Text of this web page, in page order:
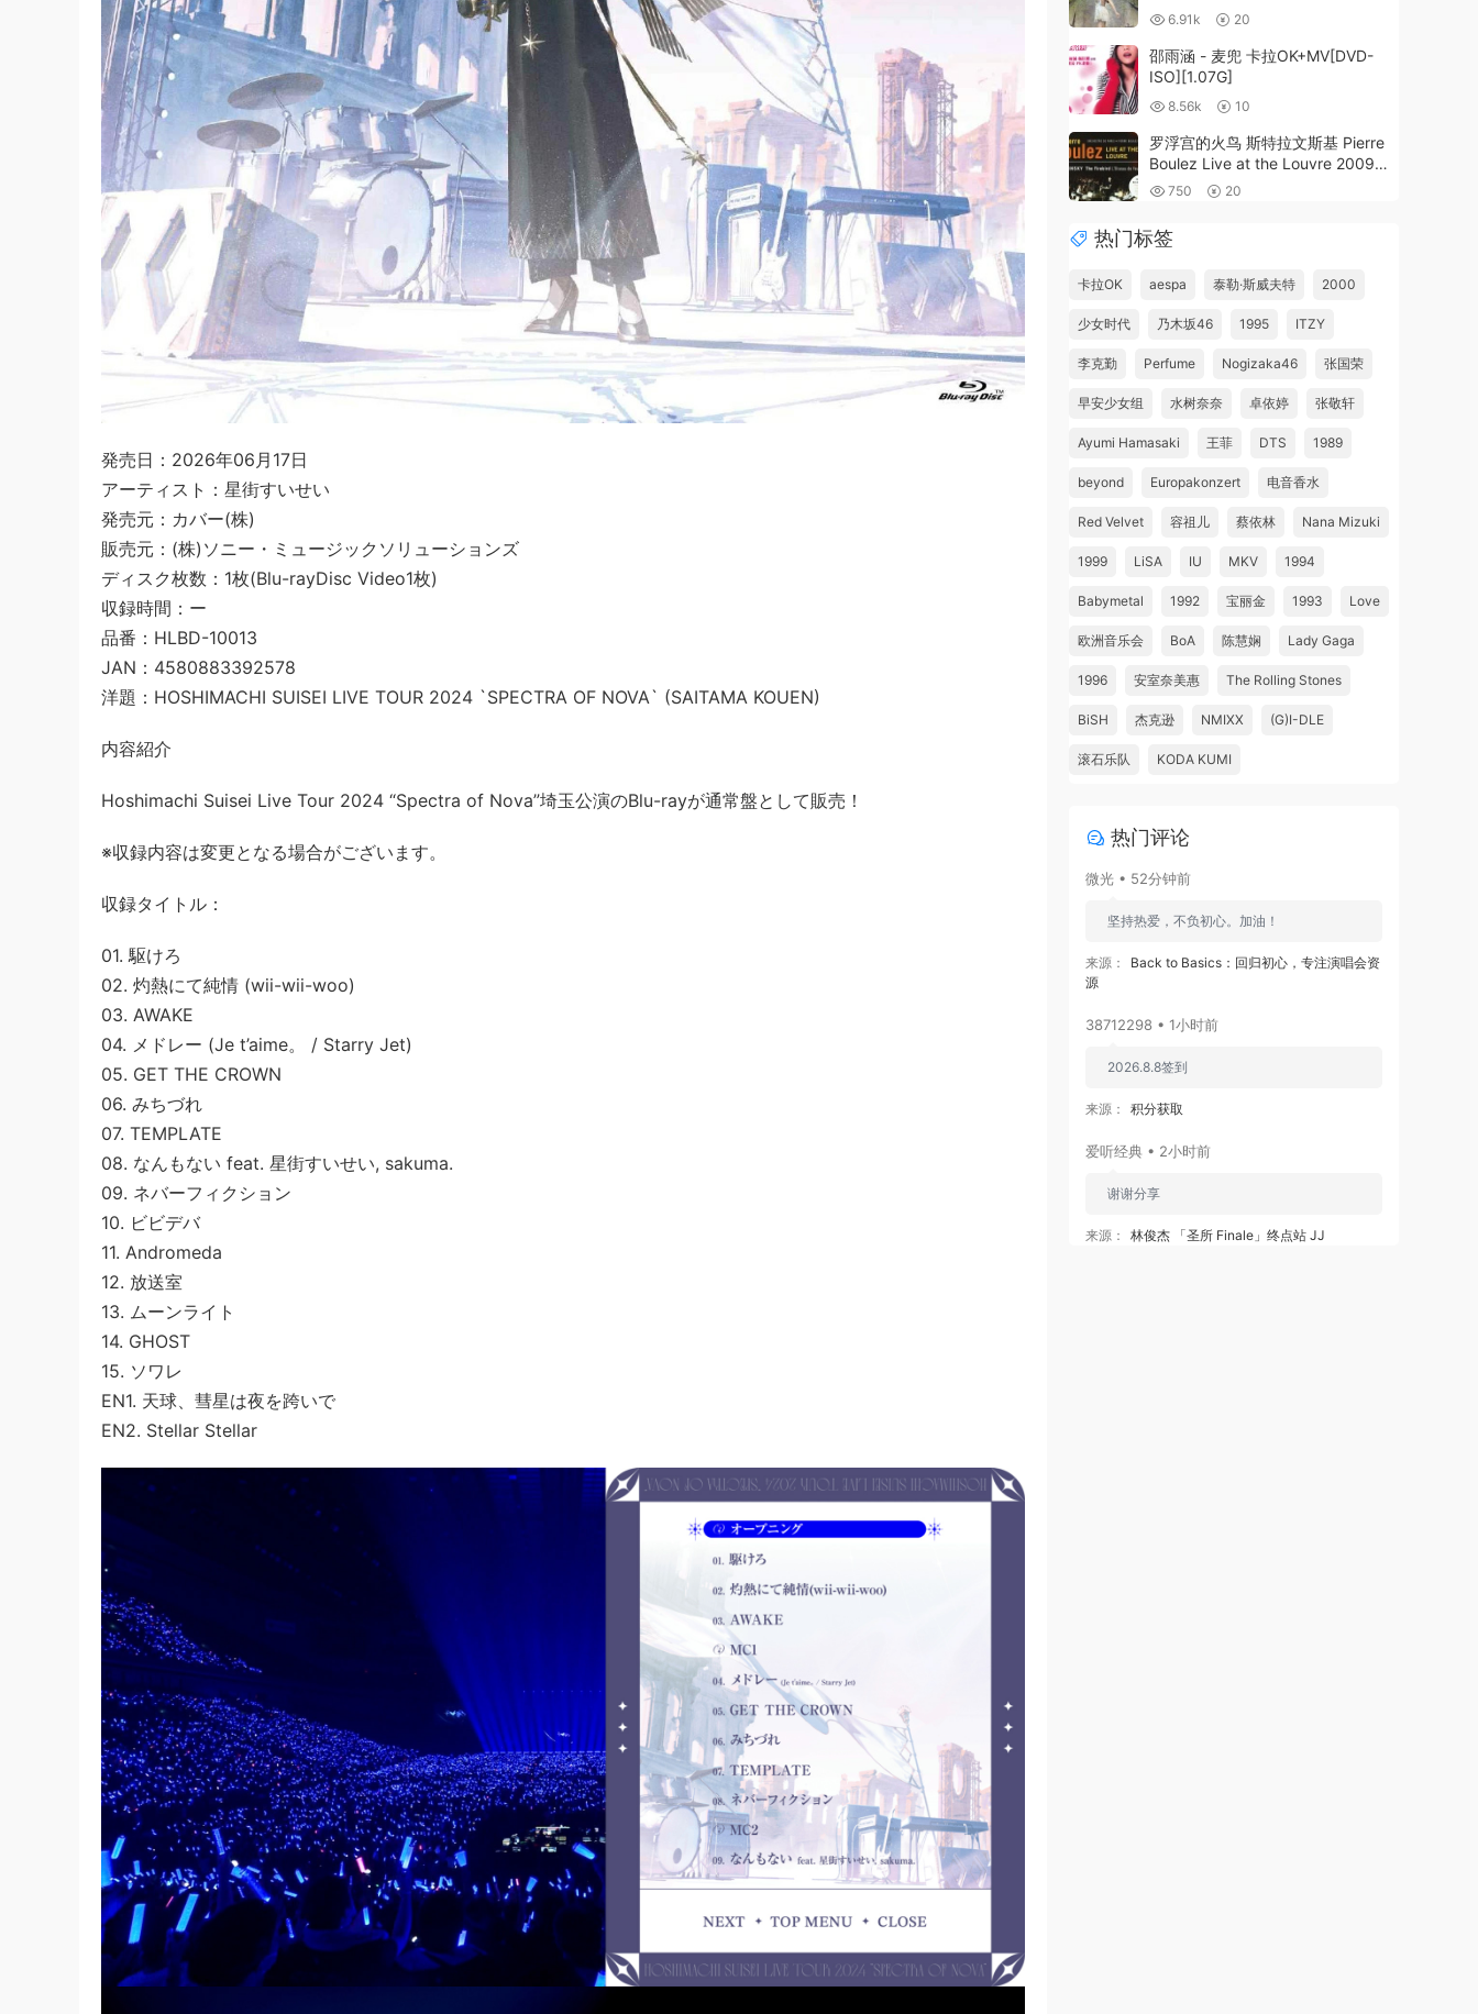
発売日：2026年06月17日
アーティスト：星街すいせい
発売元：カバー(株)
販売元：(株)ソニー・ミュージックソリューションズ
ディスク枚数：1枚(Blu-rayDisc Video1枚)
収録時間：ー
品番：HLBD-10013
JAN：4580883392578
洋題：HOSHIMACHI SUISEI LIVE TOUR 2024 `SPECTRA OF NOVA` (SAITAMA KOUEN)
内容紹介
Hoshimachi Suisei Live Tour 2024 “Spectra of Nova”埼玉公演のBlu-rayが通常盤として販売！
※収録内容は変更となる場合がございます。
収録タイトル：
01. 駆けろ
02. 灼熱にて純情 (wii-wii-woo)
03. AWAKE
04. メドレー (Je t’aime。 / Starry Jet)
05. GET THE CROWN
06. みちづれ
07. TEMPLATE
08. なんもない feat. 星街すいせい, sakuma.
09. ネバーフィクション
10. ビビデバ
11. Andromeda
12. 放送室
13. ムーンライト
14. GHOST
15. ソワレ
EN1. 天球、彗星は夜を跨いで
EN2. Stellar Stellar
Blu-Ray 1080i《BDMV 39.7G》
6.91k 20
邵雨涵 - 麦兜 卡拉OK+MV[DVD-
ISO][1.07G]
8.56k 10
罗浮宫的火鸟 斯特拉文斯基 Pierre
Boulez Live at the Louvre 2009
[BDMV 21.2GB]
750 20
热门标签
卡拉OK aespa 泰勒·斯威夫特 2000
少女时代 乃木坂46 1995 ITZY
李克勤 Perfume Nogizaka46 张国荣
早安少女组 水树奈奈 卓依婷 张敬轩
Ayumi Hamasaki 王菲 DTS 1989
beyond Europakonzert 电音香水
Red Velvet 容祖儿 蔡依林 Nana Mizuki
1999 LiSA IU MKV 1994
Babymetal 1992 宝丽金 1993 Love
欧洲音乐会 BoA 陈慧娴 Lady Gaga
1996 安室奈美惠 The Rolling Stones
BiSH 杰克逊 NMIXX (G)I-DLE
滚石乐队 KODA KUMI
热门评论
微光 • 52分钟前
坚持热爱，不负初心。加油！
来源：
Back to Basics：回归初心，专注演唱会资
源
38712298 • 1小时前
2026.8.8签到
来源： 积分获取
爱听经典 • 2小时前
谢谢分享
来源：
林俊杰 「圣所 Finale」终点站 JJ